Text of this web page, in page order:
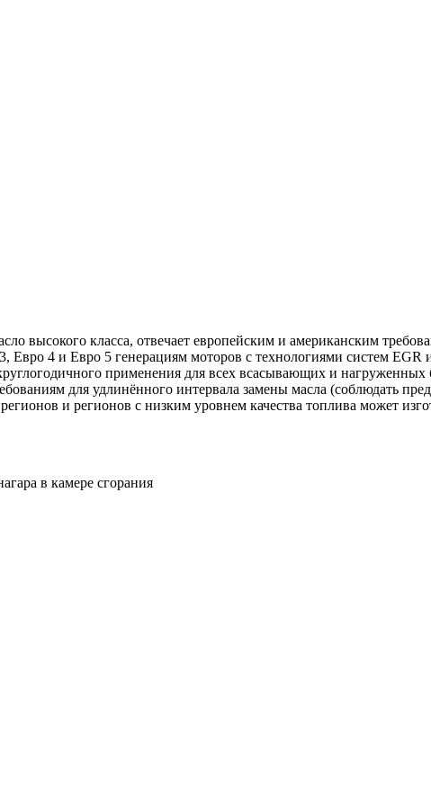
высокого класса, отвечает европейским и американским
4 и Евро 5 генерациям моторов с технологиями систем EGR
применения для всех всасывающих и
для удлинённого интервала замены масла (соблюдать
и регионов с низким уровнем качества топлива может
в камере сгорания